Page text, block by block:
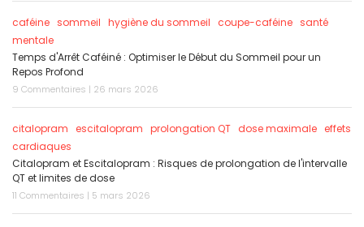
caféine sommeil hygiène du sommeil coupe-caféine santé
mentale
Temps d'Arrêt Caféiné : Optimiser le Début du Sommeil pour un
Repos Profond
9 Commentaires | 26 mars 2026
citalopram escitalopram prolongation QT dose maximale effets
cardiaques
Citalopram et Escitalopram : Risques de prolongation de l'intervalle
QT et limites de dose
11 Commentaires | 5 mars 2026